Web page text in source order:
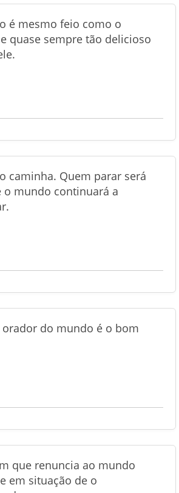
é mesmo feio como o
quase sempre tão delicioso
caminha. Quem parar será
o mundo continuará a
do mundo é o bom
que renuncia ao mundo
em situação de o